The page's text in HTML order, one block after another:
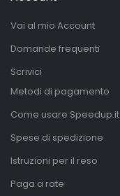
Vai al mio Account
Domande frequenti
Scrivici
Metodi di pagamento
Come usare Speedup.it
Spese di spedizione
Istruzioni per il reso
Paga a rate